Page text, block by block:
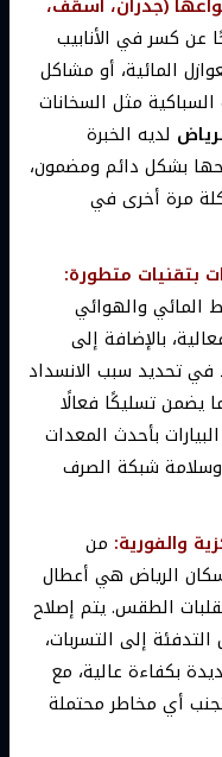
عن كسر في الأنابيب
المائية، أو مشاكل
مثل السخانات
لديه الخبرة
بشكل دائم ومضمون،
مرة أخرى في
بتقنيات متطورة:
المائي والهوائي
بالإضافة إلى
في تحديد سبب الانسداد
يضمن تسليكًا فعالًا
بأحدث المعدات
شبكة الصرف
والفورية: من
الرياض هي أعطال
الطقس. يتم إصلاح
إلى التسربات،
بكفاءة عالية، مع
أي مخاطر محتملة